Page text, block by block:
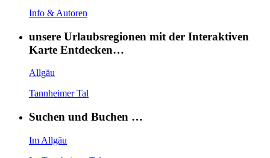
Info & Autoren
unsere Urlaubsregionen mit der Interaktiven
Karte Entdecken…
Allgäu
Tannheimer Tal
Suchen und Buchen …
Im Allgäu